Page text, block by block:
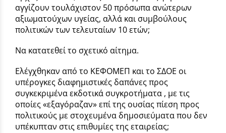
αγγίζουν τουλάχιστον 50 πρόσωπα ανώτερων
αξιωματούχων υγείας, αλλά και συμβούλους
πολιτικών των τελευταίων 10 ετών;
Να κατατεθεί το σχετικό αίτημα.
Ελέγχθηκαν από το ΚΕΦΟΜΕΠ και το ΣΔΟΕ οι
υπέρογκες διαφημιστικές δαπάνες προς
συγκεκριμένα εκδοτικά συγκροτήματα , με τις
οποίες «εξαγόραζαν» επί της ουσίας πίεση προς
πολιτικούς με στοχευμένα δημοσιεύματα που δεν
υπέκυπταν στις επιθυμίες της εταιρείας;